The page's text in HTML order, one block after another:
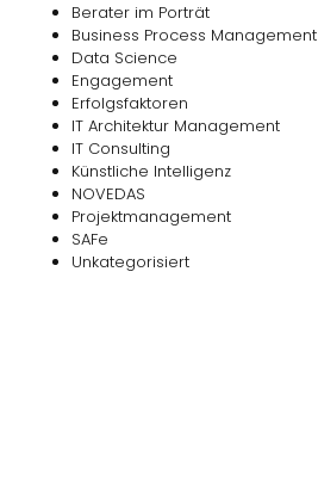
Berater im Porträt
Business Process Management
Data Science
Engagement
Erfolgsfaktoren
IT Architektur Management
IT Consulting
Künstliche Intelligenz
NOVEDAS
Projektmanagement
SAFe
Unkategorisiert